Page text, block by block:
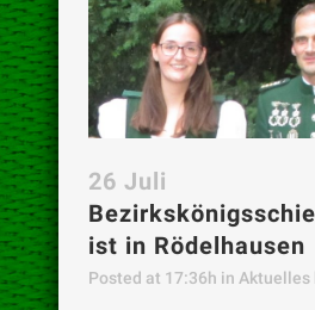
26 Juli
ist in Rödelhausen
Posted at 17:36h in Aktuelles